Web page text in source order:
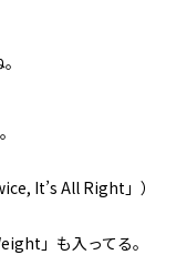
It’s All Right」）
」も入ってる。